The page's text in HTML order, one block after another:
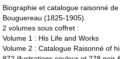
Biographie et catalogue raisonné
Bouguereau (1825-1905).
2 volumes sous coffret :
Volume 1 : His Life and Works
Volume 2 : Catalogue Raisonné of